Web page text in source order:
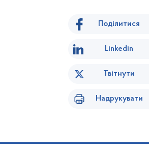
Поділитися
Linkedin
Твітнути
Надрукувати